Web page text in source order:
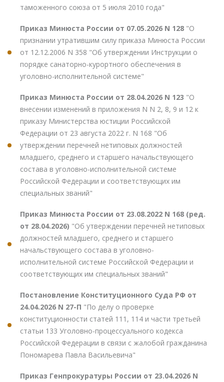
таможенного союза от 5 июля 2010 года"
Приказ Минюста России от 07.05.2026 N 128 "О
признании утратившим силу приказа Минюста России
от 12.12.2006 N 358 "Об утверждении Инструкции о
порядке санаторно-курортного обеспечения в
уголовно-исполнительной системе"
Приказ Минюста России от 28.04.2026 N 123 "О
внесении изменений в приложения N N 2, 8, 9 и 12 к
приказу Министерства юстиции Российской
Федерации от 23 августа 2022 г. N 168 "Об
утверждении перечней нетиповых должностей
младшего, среднего и старшего начальствующего
состава в уголовно-исполнительной системе
Российской Федерации и соответствующих им
специальных званий"
Приказ Минюста России от 23.08.2022 N 168 (ред.
от 28.04.2026) "Об утверждении перечней нетиповых
должностей младшего, среднего и старшего
начальствующего состава в уголовно-
исполнительной системе Российской Федерации и
соответствующих им специальных званий"
Постановление Конституционного Суда РФ от
24.04.2026 N 27-П "По делу о проверке
конституционности статей 111, 114 и части третьей
статьи 133 Уголовно-процессуального кодекса
Российской Федерации в связи с жалобой гражданина
Пономарева Павла Васильевича"
Приказ Генпрокуратуры России от 23.04.2026 N